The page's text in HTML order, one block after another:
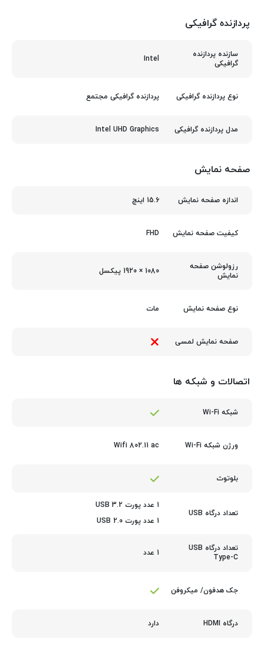
پردازنده گرافیکی
سازنده پردازنده
گرافیکی
Intel
نوع پردازنده گرافیکی پردازنده گرافیکی مجتمع
مدل پردازنده گرافیکی Intel UHD Graphics
صفحه نمایش
اندازه صفحه نمایش 15.6 اینچ
کیفیت صفحه نمایش FHD
رزولوشن صفحه
نمایش
1080 × 1920 پیکسل
نوع صفحه نمایش مات
صفحه نمایش لمسی
اتصالات و شبکه ها
شبکه Wi-Fi
ورژن شبکه Wi-Fi Wifi 802.11 ac
بلوتوث
تعداد درگاه USB
1 عدد پورت USB 3.2
1 عدد پورت USB 2.0
تعداد درگاه USB
Type-C
1 عدد
جک هدفون/ میکروفن
درگاه HDMI دارد